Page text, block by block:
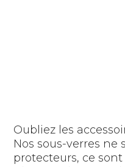
Oubliez les
Nos sous-verres
protecteurs, ce